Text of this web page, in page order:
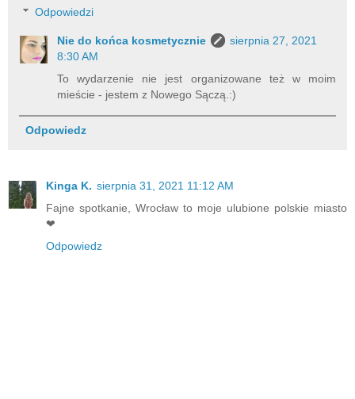
Odpowiedzi
Nie do końca kosmetycznie
sierpnia 27, 2021
8:30 AM
To wydarzenie nie jest organizowane też w moim
mieście - jestem z Nowego Sączą.:)
Odpowiedz
Kinga K. sierpnia 31, 2021 11:12 AM
Fajne spotkanie, Wrocław to moje ulubione polskie miasto
❤
Odpowiedz